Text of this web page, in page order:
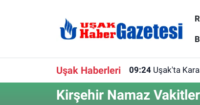
Uşak Haberleri 09:24 Uşak'ta
Kirşehir Namaz
E-Gazete
Gazete İlanları
Uşak Hava Durumu
Süper Lig Puan Durumu ve Fikstür